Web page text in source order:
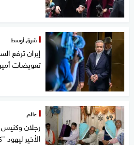
شرق أوسط
إيران ترفع
تعويضات
عالم
الأخير